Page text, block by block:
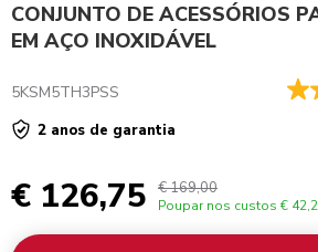
CONJUNTO DE ACESSÓRIOS
EM AÇO INOXIDÁVEL
5KSM5TH3PSS
2 anos de garantia
€ 126,75 € 169,00
Poupar nos custos €